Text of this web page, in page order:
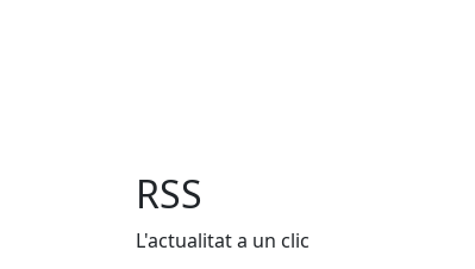
RSS
L'actualitat a un clic